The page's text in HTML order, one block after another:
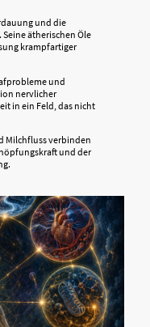
und die
ätherischen Öle
krampfartiger
und
nervlicher
in ein Feld, das nicht
Milchfluss verbinden
und der